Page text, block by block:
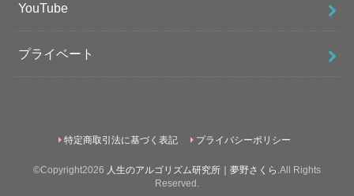
YouTube
プライベート
特定商取引法に基づく表記 プライバシーポリシー
©Copyright2026 人生のアルゴリズム研究所｜夢野さくら .All Rights
Reserved.